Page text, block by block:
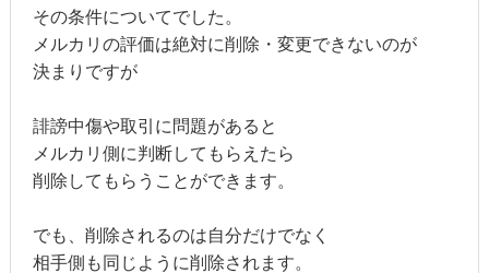
その条件についてでした。
メルカリの評価は絶対に削除・変更できないのが
決まりですが
誹謗中傷や取引に問題があると
メルカリ側に判断してもらえたら
削除してもらうことができます。
でも、削除されるのは自分だけでなく
相手側も同じように削除されます。